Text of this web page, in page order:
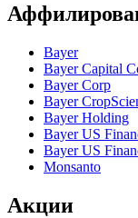
Bayer
Bayer Capital
Bayer Corp
Bayer
Bayer Holding
Bayer US
Bayer US
Monsanto
Акции